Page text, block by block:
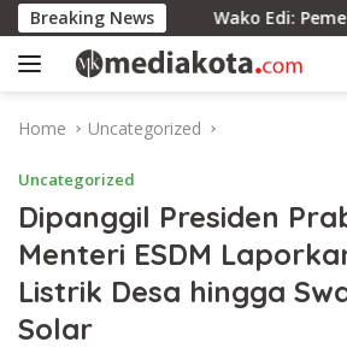
Skip
to
content
Breaking NewsWako Edi:
Home Uncategorized
Uncategorized
Dipanggil Presiden
Menteri ESDM
Listrik Desa hingga
Solar